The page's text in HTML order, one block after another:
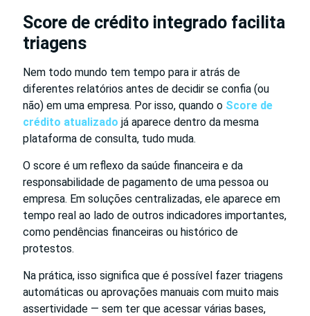
Score de crédito integrado facilita
triagens
Nem todo mundo tem tempo para ir atrás de
diferentes relatórios antes de decidir se confia (ou
não) em uma empresa. Por isso, quando o Score de
crédito atualizado já aparece dentro da mesma
plataforma de consulta, tudo muda.
O score é um reflexo da saúde financeira e da
responsabilidade de pagamento de uma pessoa ou
empresa. Em soluções centralizadas, ele aparece em
tempo real ao lado de outros indicadores importantes,
como pendências financeiras ou histórico de
protestos.
Na prática, isso significa que é possível fazer triagens
automáticas ou aprovações manuais com muito mais
assertividade — sem ter que acessar várias bases,